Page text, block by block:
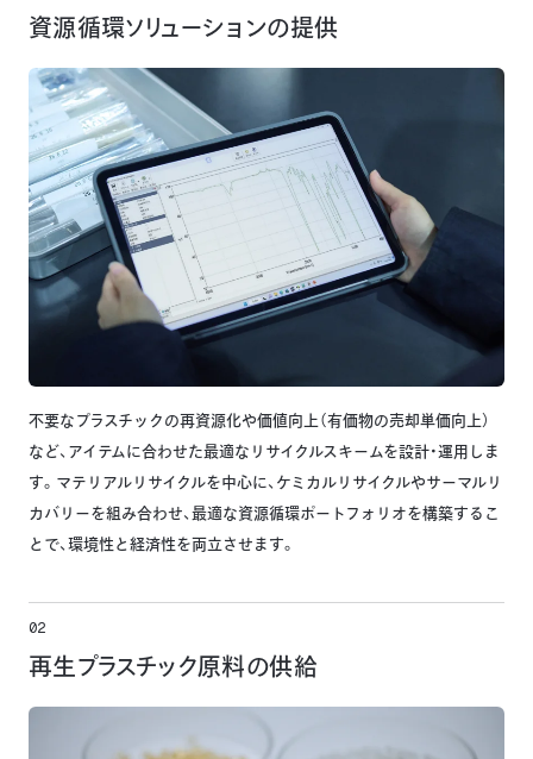
資源循環ソリューションの提供
不要なプラスチックの再資源化や価値向上（有価物の売却単価向上）
など、アイテムに合わせた最適なリサイクルスキームを設計・運用しま
す。マテリアルリサイクルを中心に、ケミカルリサイクルやサーマルリ
カバリーを組み合わせ、最適な資源循環ポートフォリオを構築するこ
とで、環境性と経済性を両立させます。
02
再生プラスチック原料の供給